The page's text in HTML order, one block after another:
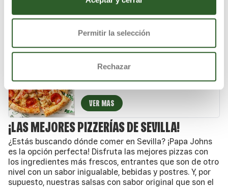
Permitir la selección
Rechazar
PIZZA ESPECIAL DE JOHN
Salsa de tomate natural, carne de cerdo
y un toque de especias italianas.
VER MAS
¡LAS MEJORES PIZZERÍAS DE SEVILLA!
¿Estás buscando dónde comer en Sevilla? ¡Papa Johns
es la opción perfecta! Disfruta las mejores pizzas con
los ingredientes más frescos, entrantes que son de otro
nivel con un sabor inigualable, bebidas y postres. Y, por
supuesto, nuestras salsas con sabor original que son el